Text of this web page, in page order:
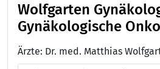
Wolfgarten
Gynäkologische